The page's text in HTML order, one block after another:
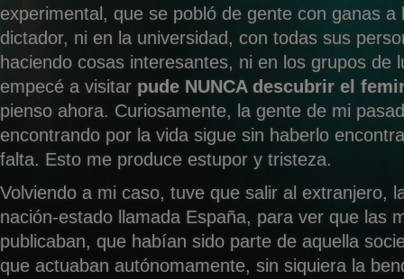
experimental, que se pobló de gente con ganas a
dictador, ni en la universidad, con todas sus
haciendo cosas interesantes, ni en los grupos de
empecé a visitar pude NUNCA descubrir el
pienso ahora. Curiosamente, la gente de mi
encontrando por la vida sigue sin haberlo
falta. Esto me produce estupor y tristeza.
Volviendo a mi caso, tuve que salir al extranjero,
nación-estado llamada España, para ver que las
publicaban, que habían sido parte de aquella
que actuaban autónomamente, sin siquiera la